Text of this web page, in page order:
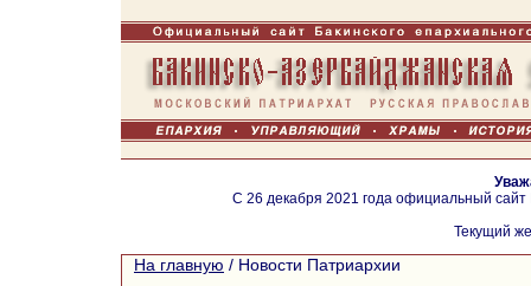
С 26 декабря 2021 года официальный
Текущий
На главную / Новости Патриархии